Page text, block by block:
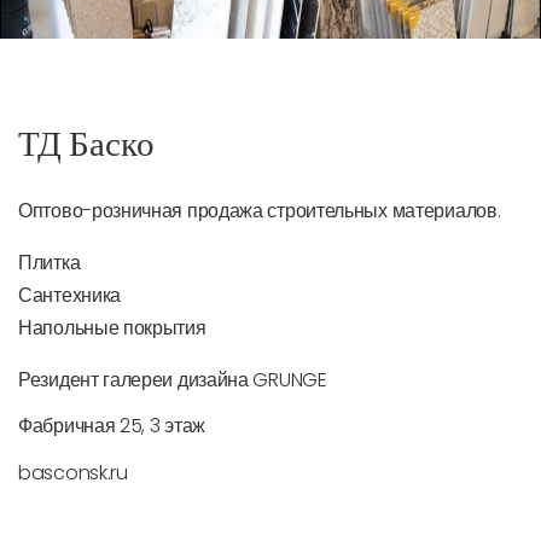
ТД Баско
Оптово-розничная продажа строительных материалов.
Плитка
Сантехника
Напольные покрытия
Резидент галереи дизайна GRUNGE
Фабричная 25, 3 этаж
basconsk.ru